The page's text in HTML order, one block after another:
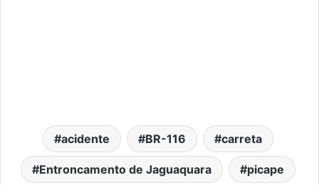
acidente BR-116 carreta
Entroncamento de Jaguaquara picape